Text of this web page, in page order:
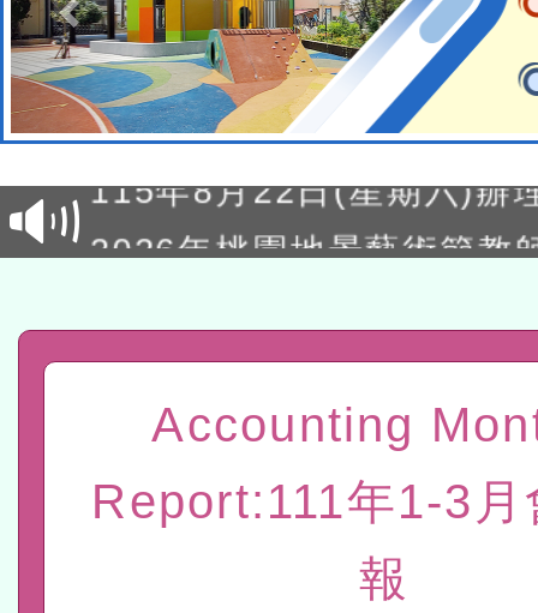
轉知經濟部水利署委託財
位及節水達人選拔活動」
市孔廟祈福系列活動—儒
2026年桃園地景藝術節教
轉知教育部國民及學前教
灣師範大學辦理「114至
計畫
函轉國家教育研究院中心
民族教育政策研討會「原
趨勢與發展」
轉知教育部國民及學前教
政府教育局辦理「115年
研習實施計畫－夢的N次
函轉國立臺灣師範大學辦
臺北學習中心115年度第2
轉知有關國立成功大學辦
Accounting
Report:111年1-3月
報